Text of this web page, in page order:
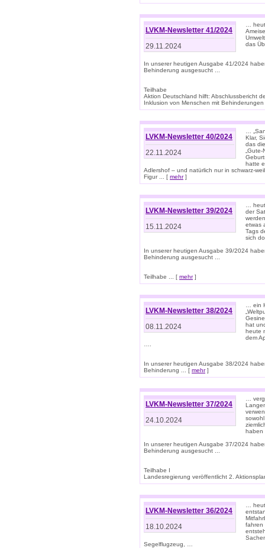
LVKM-Newsletter 41/2024
29.11.2024
…
das
In unserer heutigen Ausgabe 41/2024
Behinderung ausgesucht ...
Teilhabe
Aktion Deutschland hilft: Abschlussbericht
Inklusion von Menschen mit
LVKM-Newsletter 40/2024
22.11.2024
…
Klar,
das
hatte
Adlershof – und natürlich nur in schwarz-
Figur ... [ mehr]
LVKM-Newsletter 39/2024
15.11.2024
…
der
etwas
Tags
sich
In unserer heutigen Ausgabe 39/2024
Behinderung ausgesucht ...
Teilhabe ... [ mehr]
LVKM-Newsletter 38/2024
08.11.2024
… ein
hat
heute
dem
In unserer heutigen Ausgabe 38/2024
Behinderung ... [ mehr]
LVKM-Newsletter 37/2024
24.10.2024
…
In unserer heutigen Ausgabe 37/2024
Behinderung ausgesucht ...
Teilhabe I
Landesregierung veröffentlicht 2.
LVKM-Newsletter 36/2024
18.10.2024
…
fahren
Segelflugzeug, …